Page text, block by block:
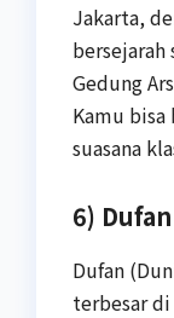
Jakarta,
Gedung
Kamu
suasana
6) Dufan
Dufan
terbesar